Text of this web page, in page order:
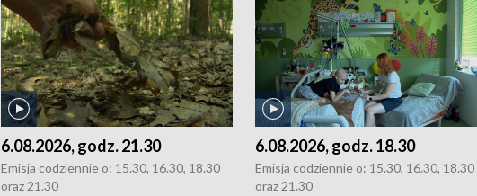
6.08.2026, godz. 21.30
Emisja codziennie o: 15.30, 16.30, 18.30
oraz 21.30
6.08.2026, godz. 18.30
Emisja codziennie o: 15.30, 16.30, 18.30
oraz 21.30